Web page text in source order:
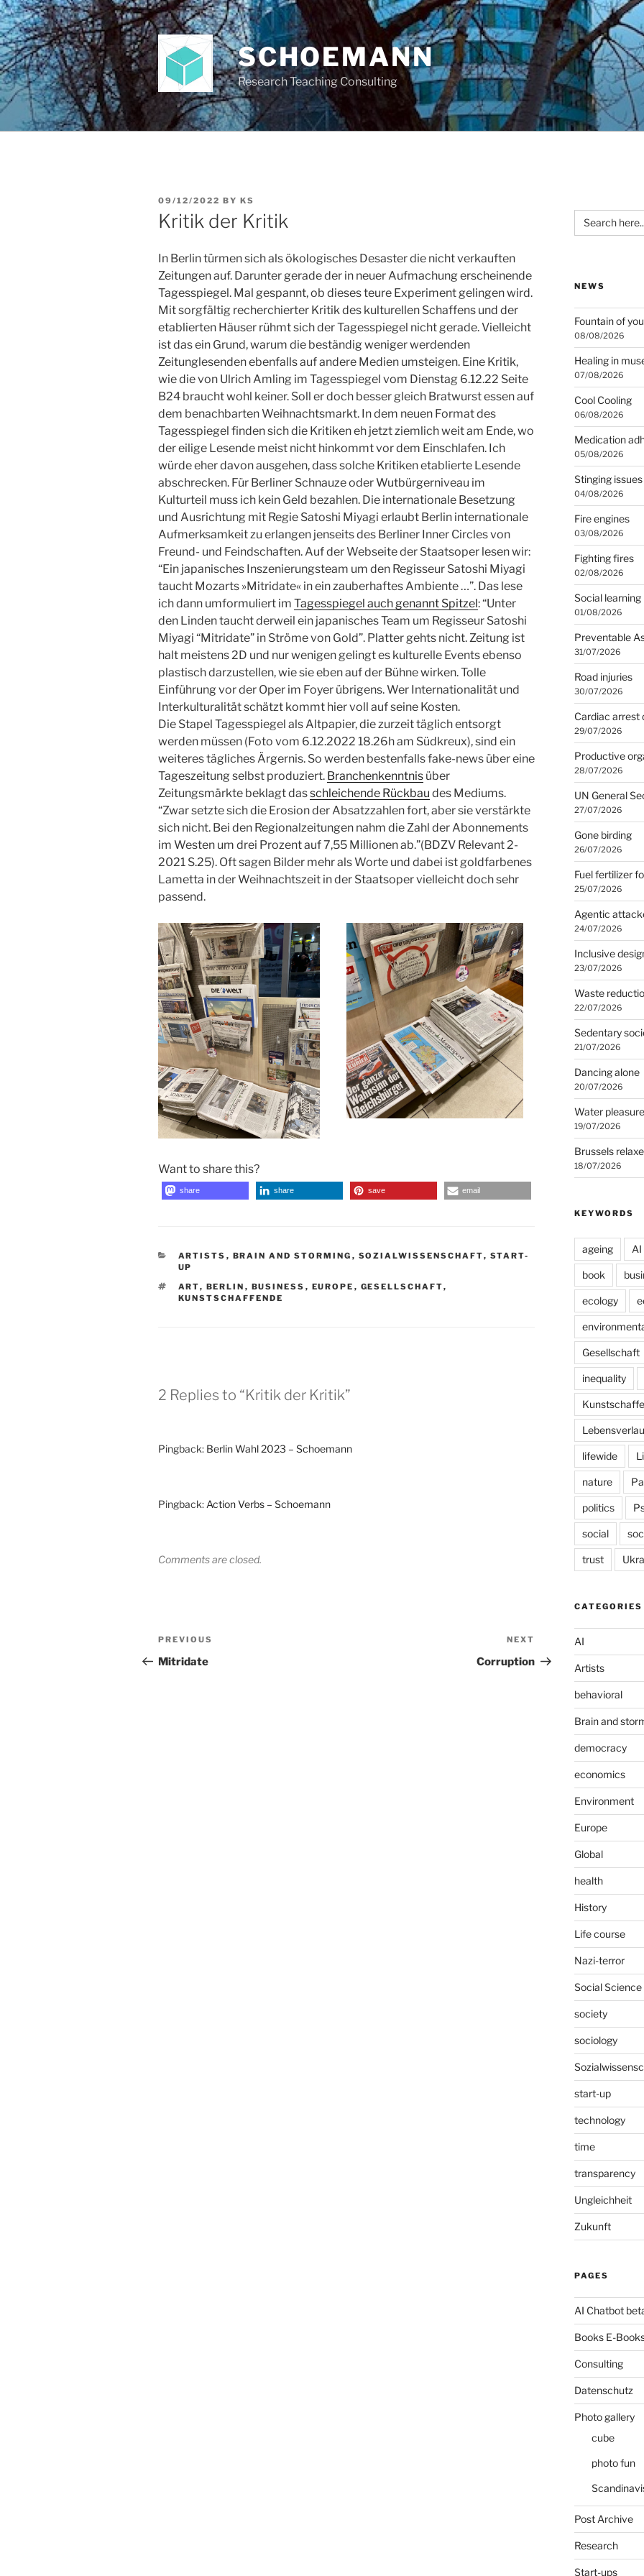
Skip
to
content
SCHOEMANN
Research Teaching Consulting
POSTED
ON
09/12/2022 BY KS
Kritik der Kritik
In Berlin türmen sich als ökologisches Desaster die nicht verkauften
Zeitungen auf. Darunter gerade der in neuer Aufmachung erscheinende
Tagesspiegel. Mal gespannt, ob dieses teure Experiment gelingen wird.
Mit sorgfältig recherchierter Kritik des kulturellen Schaffens und der
etablierten Häuser rühmt sich der Tagesspiegel nicht gerade. Vielleicht
ist das ein Grund, warum die beständig weniger werdenden
Zeitunglesenden ebenfalls auf andere Medien umsteigen. Eine Kritik,
wie die von Ulrich Amling im Tagesspiegel vom Dienstag 6.12.22 Seite
B24 braucht wohl keiner. Soll er doch besser gleich Bratwurst essen auf
dem benachbarten Weihnachtsmarkt. In dem neuen Format des
Tagesspiegel finden sich die Kritiken eh jetzt ziemlich weit am Ende, wo
der eilige Lesende meist nicht hinkommt vor dem Einschlafen. Ich
würde eher davon ausgehen, dass solche Kritiken etablierte Lesende
abschrecken. Für Berliner Schnauze oder Wutbürgerniveau im
Kulturteil muss ich kein Geld bezahlen. Die internationale Besetzung
und Ausrichtung mit Regie Satoshi Miyagi erlaubt Berlin internationale
Aufmerksamkeit zu erlangen jenseits des Berliner Inner Circles von
Freund- und Feindschaften. Auf der Webseite der Staatsoper lesen wir:
“Ein japanisches Inszenierungsteam um den Regisseur Satoshi Miyagi
taucht Mozarts »Mitridate« in ein zauberhaftes Ambiente …”. Das lese
ich dann umformuliert im Tagesspiegel auch genannt Spitzel: “Unter
den Linden taucht derweil ein japanisches Team um Regisseur Satoshi
Miyagi “Mitridate” in Ströme von Gold”. Platter gehts nicht. Zeitung ist
halt meistens 2D und nur wenigen gelingt es kulturelle Events ebenso
plastisch darzustellen, wie sie eben auf der Bühne wirken. Tolle
Einführung vor der Oper im Foyer übrigens. Wer Internationalität und
Interkulturalität schätzt kommt hier voll auf seine Kosten.
Die Stapel Tagesspiegel als Altpapier, die zurzeit täglich entsorgt
werden müssen (Foto vom 6.12.2022 18.26h am Südkreux), sind ein
weiteres tägliches Ärgernis. So werden bestenfalls fake-news über eine
Tageszeitung selbst produziert. Branchenkenntnis über
Zeitungsmärkte beklagt dasschleichende Rückbau des Mediums.
“Zwar setzte sich die Erosion der Absatzzahlen fort, aber sie verstärkte
sich nicht. Bei den Regionalzeitungen nahm die Zahl der Abonnements
im Westen um drei Prozent auf 7,55 Millionen ab.”(BDZV Relevant 2-
2021 S.25). Oft sagen Bilder mehr als Worte und dabei ist goldfarbenes
Lametta in der Weihnachtszeit in der Staatsoper vielleicht doch sehr
passend.
Want to share this?
share share save email
CATEGORIES
ARTISTS , BRAIN AND STORMING , SOZIALWISSENSCHAFT, START-
UP
TAGS
ART, BERLIN , BUSINESS , EUROPE , GESELLSCHAFT,
KUNSTSCHAFFENDE
2 Replies to “Kritik der Kritik”
Pingback: Berlin Wahl 2023 – Schoemann
Pingback: Action Verbs – Schoemann
Comments are closed.
Post
navigation
Previous
Post
PREVIOUS
Mitridate
Post
NEXT
Corruption
Search
for:
NEWS
Fountain of
08/08/2026
Healing in
07/08/2026
Cool Cooling
06/08/2026
Medication
05/08/2026
Stinging issues
04/08/2026
Fire engines
03/08/2026
Fighting fires
02/08/2026
Social learning
01/08/2026
Preventable
31/07/2026
Road injuries
30/07/2026
Cardiac arrest
29/07/2026
Productive
28/07/2026
UN General
27/07/2026
Gone birding
26/07/2026
Fuel fertilizer
25/07/2026
Agentic
24/07/2026
Inclusive
23/07/2026
Waste
22/07/2026
Sedentary
21/07/2026
Dancing alone
20/07/2026
Water
19/07/2026
Brussels
18/07/2026
KEYWORDS
ageing AI
book
ecology
Gesellschaft
inequality
lifewide
nature
politics
social
trust
AI
Artists
behavioral
Brain and
democracy
economics
Environment
Europe
Global
health
History
Life course
Nazi-terror
Social Science
society
sociology
start-up
technology
time
transparency
Ungleichheit
Zukunft
PAGES
AI Chatbot
Books E-
Consulting
Datenschutz
Photo gallery
cube
photo fun
Post Archive
Research
Start-ups